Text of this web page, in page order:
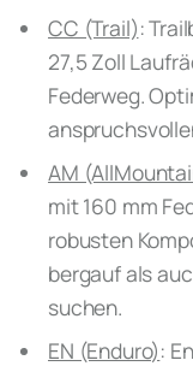
CC (Trail):
27,5 Zoll
Federweg.
AM
mit 160 mm
robusten
bergauf als
suchen.
EN (Enduro):